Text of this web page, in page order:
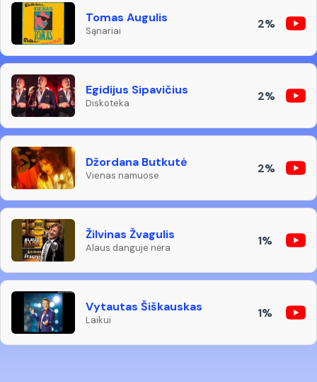
Tomas Augulis
Sąnariai 2%
Egidijus Sipavičius
Diskoteka 2%
Džordana Butkutė
Vienas namuose 2%
Žilvinas Žvagulis
Alaus danguje nėra 1%
Vytautas Šiškauskas
Laikui 1%